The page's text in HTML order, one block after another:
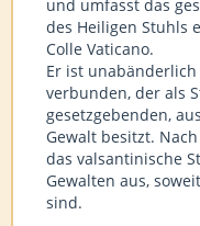
und umfasst das
des Heiligen Stuhls
Colle Vaticano.
Er ist
verbunden, der als
gesetzgebenden,
Gewalt besitzt.
das valsantinische
Gewalten aus,
sind.